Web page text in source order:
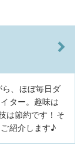
ら、ほぼ毎日ダ
ター。趣味は
は節約です！そ
紹介します♪